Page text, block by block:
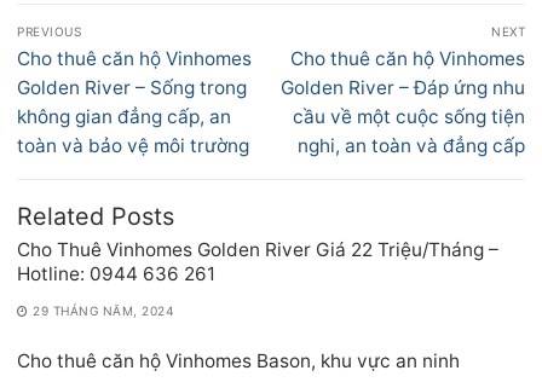
Điều
hướng
bài
viết
PREVIOUS
Previous
post:
Cho thuê căn hộ Vinhomes
Golden River – Sống trong
không gian đẳng cấp, an
toàn và bảo vệ môi trường
NEXT
Next
post:
Cho thuê căn hộ Vinhomes
Golden River – Đáp ứng nhu
cầu về một cuộc sống tiện
nghi, an toàn và đẳng cấp
Related Posts
Cho Thuê Vinhomes Golden River Giá 22 Triệu/Tháng –
Hotline: 0944 636 261
29 THÁNG NĂM, 2024
Cho thuê căn hộ Vinhomes Bason, khu vực an ninh